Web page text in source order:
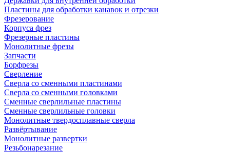
Пластины для обработки канавок и отрезки
Фрезерование
Корпуса фрез
Фрезерные пластины
Монолитные фрезы
Запчасти
Борфрезы
Сверление
Сверла со сменными пластинами
Сверла со сменными головками
Сменные сверлильные пластины
Сменные сверлильные головки
Монолитные твердосплавные сверла
Развёртывание
Монолитные развертки
Резьбонарезание